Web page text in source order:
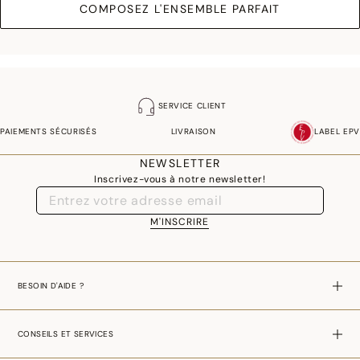
COMPOSEZ L'ENSEMBLE PARFAIT
SERVICE CLIENT
PAIEMENTS SÉCURISÉS LIVRAISON LABEL EPV
NEWSLETTER
Inscrivez-vous à notre newsletter!
M'INSCRIRE
BESOIN D'AIDE ?
CONSEILS ET SERVICES